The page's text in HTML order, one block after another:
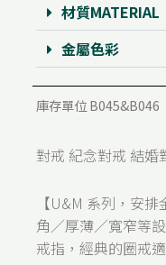
材質MATERIAL
金屬色彩
庫存單位B045&B046
對戒 紀念對戒 結婚
【U&M 系列，安
角／厚薄／寬窄等
戒指，經典的圈戒